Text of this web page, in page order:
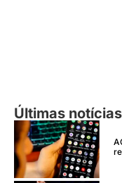
Últimas notícias